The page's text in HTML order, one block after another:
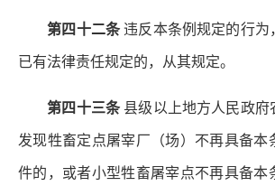
第四十二条违反本条例规定的行为
已有法律责任规定的，从其规定。
第四十三条县级以上地方人民政府
发现牲畜定点屠宰厂（场）不再具备本
件的，或者小型牲畜屠宰点不再具备本